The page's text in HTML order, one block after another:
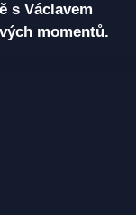
s Václavem
momentů.